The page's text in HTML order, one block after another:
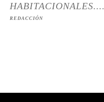
HABITACIONALES....
REDACCIÓN